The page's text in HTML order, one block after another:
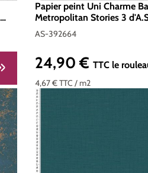
Papier peint Uni Charme
Metropolitan Stories 3
Réf. AS-392664
AS-392664
4,67 €TTC/ m2
Prix régulier :
24,90 €TTC le